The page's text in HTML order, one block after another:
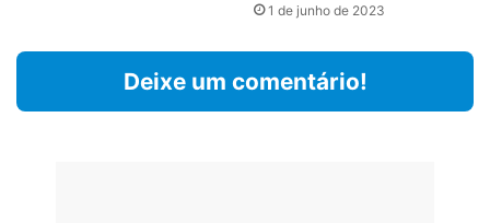
1 de junho de 2023
Deixe um comentário!